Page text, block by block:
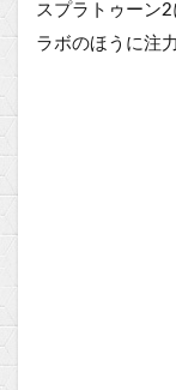
スプラトゥーン2
ラボのほうに注